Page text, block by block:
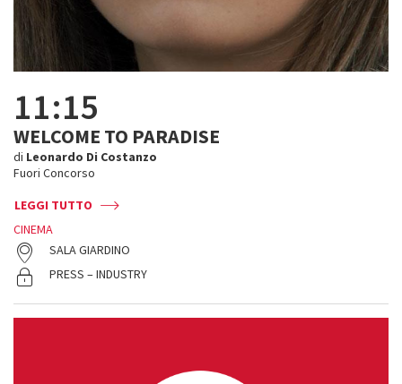
11:15
WELCOME TO PARADISE
di Leonardo Di Costanzo
Fuori Concorso
LEGGI TUTTO
CINEMA
SALA GIARDINO
PRESS – INDUSTRY